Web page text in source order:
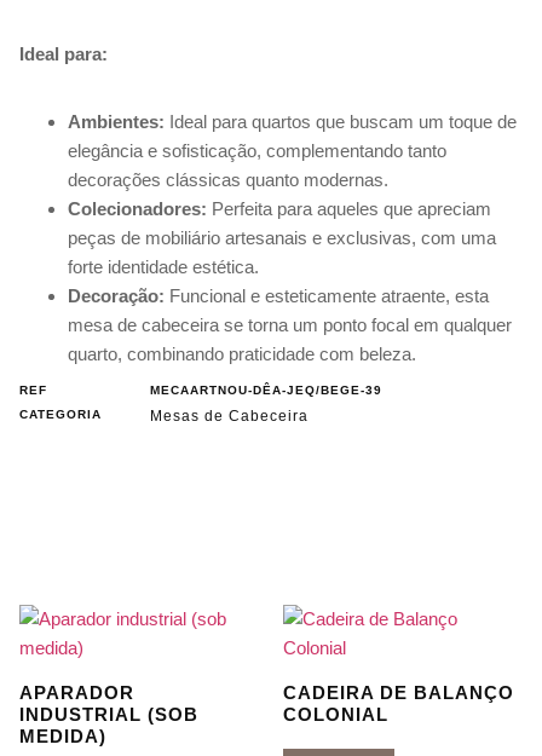
Ideal para:
Ambientes: Ideal para quartos que buscam um toque de
elegância e sofisticação, complementando tanto
decorações clássicas quanto modernas.
Colecionadores: Perfeita para aqueles que apreciam
peças de mobiliário artesanais e exclusivas, com uma
forte identidade estética.
Decoração: Funcional e esteticamente atraente, esta
mesa de cabeceira se torna um ponto focal em qualquer
quarto, combinando praticidade com beleza.
REF
MECAARTNOU-DÊA-JEQ/BEGE-39
CATEGORIA
Mesas de Cabeceira
APARADOR
INDUSTRIAL (SOB
MEDIDA)
CADEIRA DE BALANÇO
COLONIAL